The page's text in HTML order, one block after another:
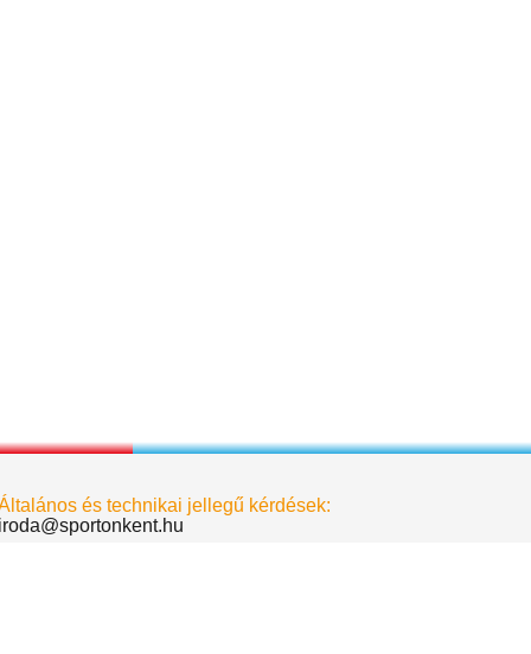
és technikai jellegű kérdések: